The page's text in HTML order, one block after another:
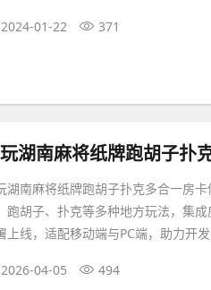
2024-01-22 371
湖南麻将纸牌跑胡子扑克多合一房
跑胡子、扑克等多种地方玩法，集
上线，适配移动端与PC端，助力开
2026-04-05 494